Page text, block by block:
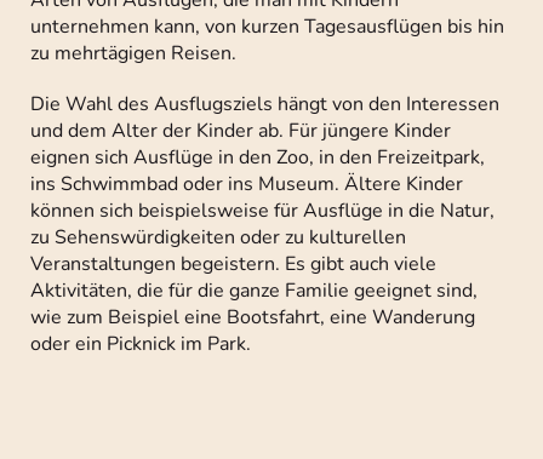
unternehmen kann, von kurzen Tagesausflügen bis hin
zu mehrtägigen Reisen.
Die Wahl des Ausflugsziels hängt von den Interessen
und dem Alter der Kinder ab. Für jüngere Kinder
eignen sich Ausflüge in den Zoo, in den Freizeitpark,
ins Schwimmbad oder ins Museum. Ältere Kinder
können sich beispielsweise für Ausflüge in die Natur,
zu Sehenswürdigkeiten oder zu kulturellen
Veranstaltungen begeistern. Es gibt auch viele
Aktivitäten, die für die ganze Familie geeignet sind,
wie zum Beispiel eine Bootsfahrt, eine Wanderung
oder ein Picknick im Park.